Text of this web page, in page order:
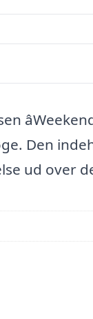
Den
ud over